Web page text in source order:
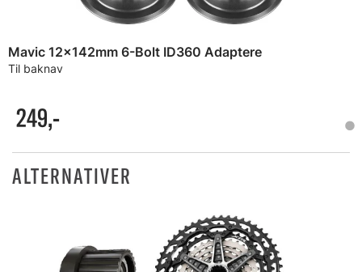
Mavic 12x142mm 6-Bolt ID360 Adaptere
Til baknav
249,-
ALTERNATIVER